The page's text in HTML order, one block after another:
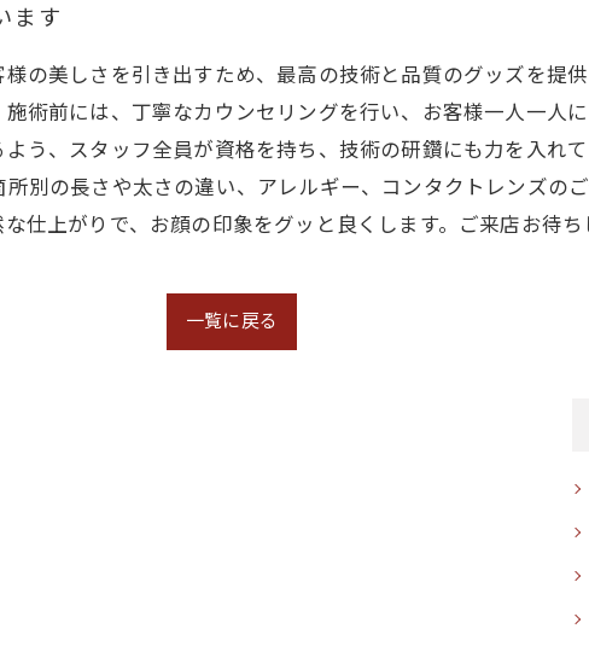
ます
の美しさを引き出すため、最高の技術と品質のグッズを提
術前には、丁寧なカウンセリングを行い、お客様一人一人
う、スタッフ全員が資格を持ち、技術の研鑽にも力を入れ
別の長さや太さの違い、アレルギー、コンタクトレンズの
仕上がりで、お顔の印象をグッと良くします。ご来店お待ち
一覧に戻る